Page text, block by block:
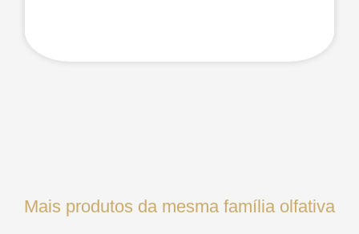
Mais produtos da mesma família olfativa